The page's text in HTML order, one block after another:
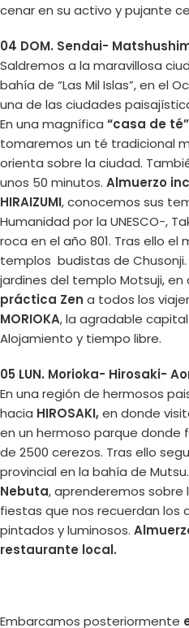
cenar en su activo y pujante
04 DOM. Sendai-
Saldremos a la maravillosa
bahía de “Las Mil Islas”, en el
una de las ciudades
En una magnífica “casa de té”
tomaremos un té tradicional
orienta sobre la ciudad.
unos 50 minutos. Almuerzo
HIRAIZUMI, conocemos sus
Humanidad por la UNESCO-,
roca en el año 801. Tras ello
templos budistas de
jardines del templo Motsuji, en
práctica Zen a todos los
MORIOKA, la agradable
Alojamiento y tiempo libre.
05 LUN. Morioka- Hirosaki-
En una región de hermosos
hacia HIROSAKI,en donde
en un hermoso parque donde
de 2500 cerezos. Tras ello
provincial en la bahía de
Nebuta, aprenderemos
fiestas que nos recuerdan los
pintados y luminosos.
restaurante local.
Embarcamos posteriormente